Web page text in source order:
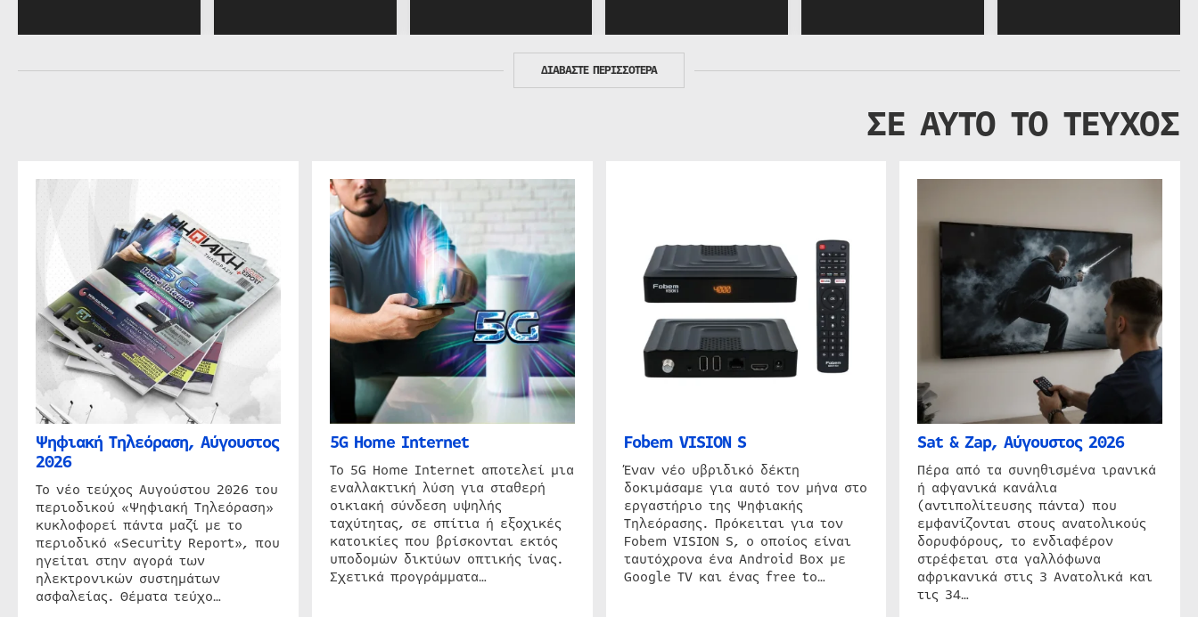
ΔΙΑΒΑΣΤΕ ΠΕΡΙΣΣΟΤΕΡΑ
ΣΕ ΑΥΤΟ ΤΟ ΤΕΥΧΟΣ
Ψηφιακή Τηλεόραση, Αύγουστος
2026
Το νέο τεύχος Αυγούστου 2026 του
περιοδικού «Ψηφιακή Τηλεόραση»
κυκλοφορεί πάντα μαζί με το
περιοδικό «Security Report», που
ηγείται στην αγορά των
ηλεκτρονικών συστημάτων
ασφαλείας. Θέματα τεύχο…
5G Home Internet
Το 5G Home Internet αποτελεί μια
εναλλακτική λύση για σταθερή
οικιακή σύνδεση υψηλής
ταχύτητας, σε σπίτια ή εξοχικές
κατοικίες που βρίσκονται εκτός
υποδομών δικτύων οπτικής ίνας.
Σχετικά προγράμματα…
Fobem VISION S
Έναν νέο υβριδικό δέκτη
δοκιμάσαμε για αυτό τον μήνα στο
εργαστήριο της Ψηφιακής
Τηλεόρασης. Πρόκειται για τον
Fobem VISION S, ο οποίος είναι
ταυτόχρονα ένα Android Box με
Google TV και ένας free to…
Sat & Zap, Αύγουστος 2026
Πέρα από τα συνηθισμένα ιρανικά
ή αφγανικά κανάλια
(αντιπολίτευσης πάντα) που
εμφανίζονται στους ανατολικούς
δορυφόρους, το ενδιαφέρον
στρέφεται στα γαλλόφωνα
αφρικανικά στις 3 Ανατολικά και
τις 34…